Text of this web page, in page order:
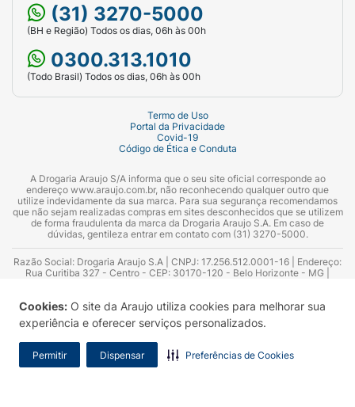
Cookies: O site da Araujo utiliza cookies para melhorar sua
experiência e oferecer serviços personalizados.
Permitir Dispensar Preferências de Cookies
(31) 3270-5000
(BH e Região) Todos os dias, 06h às 00h
0300.313.1010
(Todo Brasil) Todos os dias, 06h às 00h
Termo de Uso
Portal da Privacidade
Covid-19
Código de Ética e Conduta
A Drogaria Araujo S/A informa que o seu site oficial corresponde ao
endereço www.araujo.com.br, não reconhecendo qualquer outro que
utilize indevidamente da sua marca. Para sua segurança recomendamos
que não sejam realizadas compras em sites desconhecidos que se utilizem
de forma fraudulenta da marca da Drogaria Araujo S.A. Em caso de
dúvidas, gentileza entrar em contato com (31) 3270-5000.
Razão Social: Drogaria Araujo S.A | CNPJ: 17.256.512.0001-16 | Endereço:
Rua Curitiba 327 - Centro - CEP: 30170-120 - Belo Horizonte - MG |
Azevedo Guimarães – CRF 10.965 | Yasmin Silva Alvarenga – CRF 52.584 -
Consultor substituto: Thiago Aguiar Pinheiro - CRF Nº 13.748. Alvará
Sanitário: 2025020713 | Autorização de Funcionamento da Empresa (AFE):